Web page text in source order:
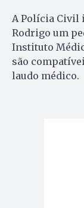
A Polícia Civil
Rodrigo um
Instituto
são
laudo médico.